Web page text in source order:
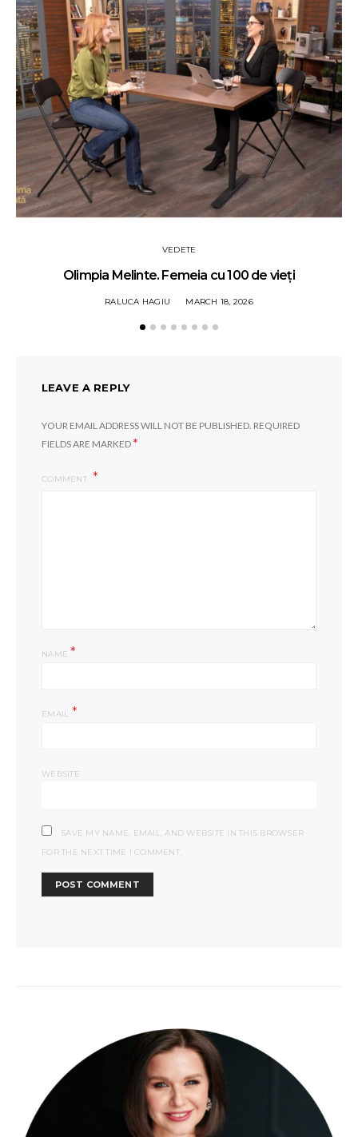
VEDETE
Olimpia Melinte. Femeia cu 100 de vieți
RALUCA HAGIU MARCH 18, 2026
LEAVE A REPLY
YOUR EMAIL ADDRESS WILL NOT BE PUBLISHED. REQUIRED
FIELDS ARE MARKED*
COMMENT
NAME*
EMAIL *
WEBSITE
SAVE MY NAME, EMAIL, AND WEBSITE IN THIS BROWSER
FOR THE NEXT TIME I COMMENT.